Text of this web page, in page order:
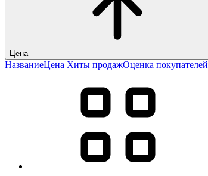
Цена
НазваниеЦена Хиты продажОценка покупателей